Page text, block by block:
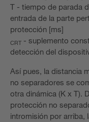
T - tiempo de parada
entrada de la parte
protección [ms]
CRT - suplemento
detección del
Así pues, la distancia
no separadores se
otra dinámica (K x T).
protección no
intromisión por arriba,